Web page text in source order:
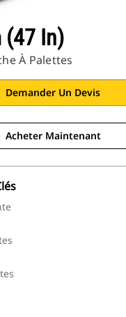
(47 In)
À Palettes
Demander Un Devis
Acheter Maintenant